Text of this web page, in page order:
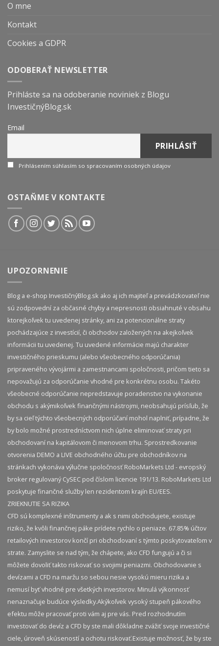
O mne
Kontakt
Cookies a GDPR
ODOBERAŤ NEWSLETTER
Prihláste sa na odoberanie noviniek z Blogu
InvestičnýBlog.sk
Email
Prihlásením súhlasím so spracovaním osobných údajov
OSTAŇME V KONTAKTE
UPOZORNENIE
Blog a e-shop InvestičnýBlog.sk ako aj ich majiteľ a prevádzkovateľ nie
sú zodpovední za občasné chyby a nepresnosti obsiahnuté v obsahu
ktorejkoľvek tu uvedenej stránky, ani za potencionálne straty
pochádzajúce z investícií, či obchodov založených na akejkoľvek
informácii tu uvedenej. Tu uvedené informácie majú charakter
investičného prieskumu (alebo všeobecného odporúčania)
pripraveného vývojármi a zamestnancami spoločnosti, pričom tieto sa
nepovažujú za odporúčanie vhodné pre konkrétnu osobu. Takéto
všeobecné odporúčanie nepredstavuje poradenstvo na vykonanie
obchodu s akýmikoľvek finančnými nástrojmi, neobsahujú prísľub, že
by sa cieľ týchto všeobecných odporúčaní mohol naplniť, prípadne, že
by bolo možné prostredníctvom nich úplne eliminovať straty pri
obchodovaní na kapitálovom či menovom trhu. Sprostredkovanie
otvorenia DEMO a LIVE obchodného účtu pre obchodníkov na
stránkach vykonáva výlučne spoločnosť RoboMarkets Ltd - evropský
broker regulovaný CySEC pod číslom licencie 191/13. RoboMarkets Ltd
poskytuje finančné služby len rezidentom krajín EU/EES.
ZRIEKNUTIE SA RIZIKA
CFD sú komplexné inštrumenty a ak s nimi obchodujete, existuje
riziko, že kvôli finančnej páke prídete rychlo o peniaze. 67.85% účtov
retailových investorov končí pri obchodovaní s týmto poskytovateľom v
strate. Zamyslite se nad tým, že chápete, ako CFD fungujú a či si
môžete dovoliť takto riskovať so svojimi peniazmi. Obchodovanie s
devízami a CFD na maržu so sebou nesie vysokú mieru rizika a
nemusí byť vhodné pre všetkých investorov. Minulá výkonnosť
nenaznačuje budúce výsledky.​ Akýkoľvek vysoký stupeň pákového
efektu môže pracovať proti vám aj pre vás. Pred rozhodnutím
investovať do devíz a CFD by ste mali dôkladne zvážiť svoje investičné
ciele, úroveň skúseností a ochotu riskovať.​ Existuje možnosť, že by ste